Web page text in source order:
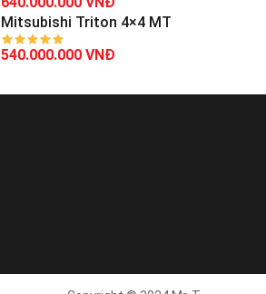
Mitsubishi Triton 4×4 MT
540.000.000 VNĐ